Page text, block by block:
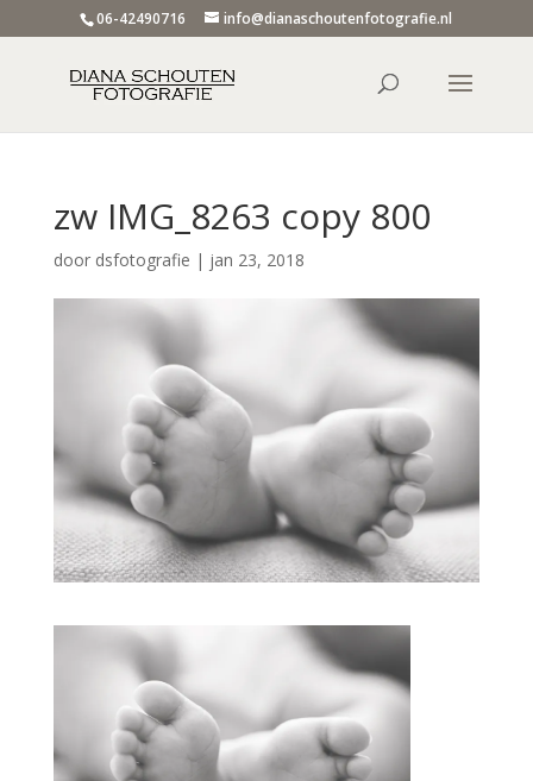
06-42490716 info@dianaschoutenfotografie.nl
zw IMG_8263 copy 800
door dsfotografie | jan 23, 2018